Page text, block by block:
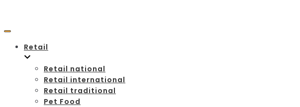
Toggle
Retail
Retail national
Retail international
Retail traditional
Pet Food